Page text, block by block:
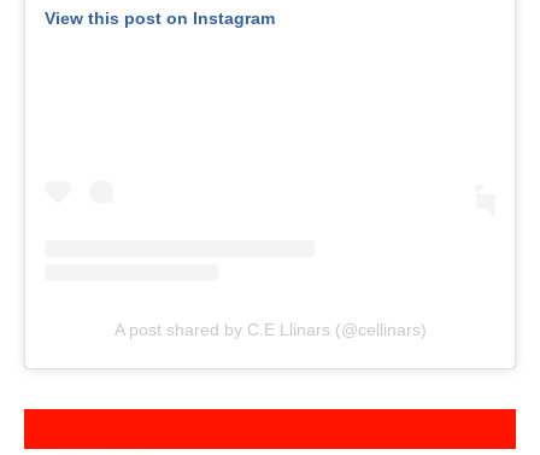
View this post on Instagram
A post shared by C.E Llinars (@cellinars)